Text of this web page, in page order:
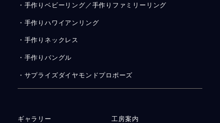
・手作りベビーリング／手作りファミリーリング
・手作りハワイアンリング
・手作りネックレス
・手作りバングル
・サプライズダイヤモンドプロポーズ
ギャラリー 工房案内